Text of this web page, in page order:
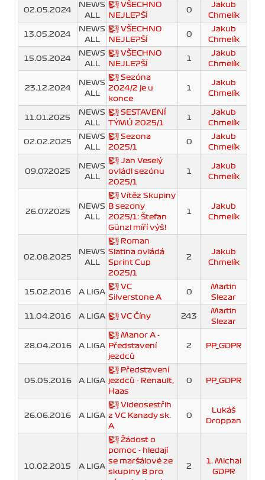
02.05.2024
NEWS
ALL
VŠECHNO
NEJLEPŠÍ
0
Jakub
Chmelík
13.05.2024
NEWS
ALL
VŠECHNO
NEJLEPŠÍ
0
Jakub
Chmelík
15.05.2024
NEWS
ALL
VŠECHNO
NEJLEPŠÍ
1
Jakub
Chmelík
23.12.2024
NEWS
ALL
Sezóna
2024/2 je u
konce
1
Jakub
Chmelík
11.01.2025
NEWS
ALL
SESTAVENÍ
TÝMŮ 2025/1
1
Jakub
Chmelík
02.02.2025
NEWS
ALL
Sezona
2025/1
0
Jakub
Chmelík
09.07.2025
NEWS
ALL
Jan Veselý
ovládl sezónu
2025/1
1
Jakub
Chmelík
26.07.2025
NEWS
ALL
Vítěz Skupiny
B sezony
2025/1: Štefan
Günzl míří výš!
1
Jakub
Chmelík
02.08.2025
NEWS
ALL
Roman
Slatina ovládá
Sprint Cup
2025/1
2
Jakub
Chmelík
15.02.2016 A LIGA
VC
Silverstone A
0
Martin
Slezar
11.04.2016 A LIGA VC Číny 243
Martin
Slezar
28.04.2016 A LIGA
Manor A -
Představení
jezdců
2 PP_GDPR
05.05.2016 A LIGA
Představení
jezdců - Renault,
Haas
0 PP_GDPR
26.06.2016 A LIGA
Videosestřih
z VC Kanady sk.
A
0
Lukáš
Droppan
10.02.2015 A LIGA
Žádost o
pomoc - hledají
se maršálové ze
skupiny B pro
2
1. Michal
GDPR